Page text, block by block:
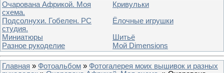
Очарована Африкой. Моя
схема.
Кривульки
Подсолнухи. Гобелен. РС
студия.
Ёлочные игрушки
Миниатюры
Шитьё
Разное рукоделие
Мой Dimensions
Главная » Фотоальбом » Фотогалерея моих вышивок и разных